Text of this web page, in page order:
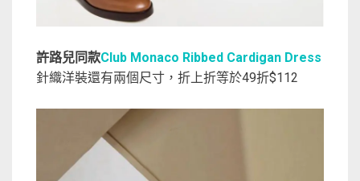
許路兒同款Club Monaco Ribbed Cardigan Dress
針織洋裝還有兩個尺寸，折上折等於49折$112